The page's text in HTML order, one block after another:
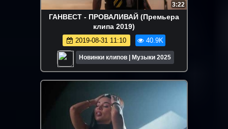
3:22
ГАНВЕСТ - ПРОВАЛИВАЙ (Премьера
клипа 2019)
2019-08-31 11:10 40.9K
Новинки клипов | Музыки 2025